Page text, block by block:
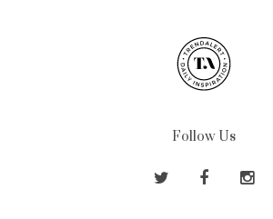
Follow Us